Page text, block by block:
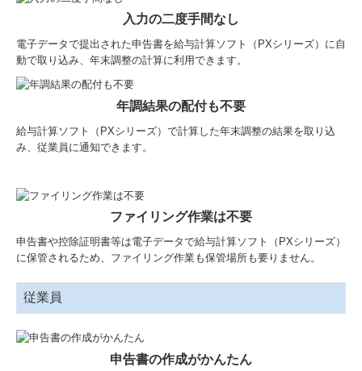
入力の二度手間なし
電子データで提出された申告書を給与計算ソフト（PXシリーズ）に自
動で取り込み、年末調整の計算に利用できます。
年調結果の配付も不要
給与計算ソフト（PXシリーズ）で計算した年末調整の結果を取り込
み、従業員に通知できます。
ファイリング作業は不要
申告書や控除証明書等は電子データで給与計算ソフト（PXシリーズ）
に保管されるため、ファイリング作業も保管場所も要りません。
従業員
申告書の作成がかんたん